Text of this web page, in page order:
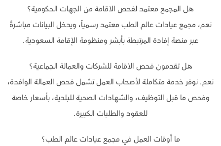
هل المجمع معتمد لفحص الاقامة من الجهات الحكومية؟
نعم، مجمع عيادات عالم الطب معتمد رسمياً، ويدخل البيانات مباشرةً
عبر منصة إفادة المرتبطة بأبشر ومنظومة الإقامة السعودية.
هل تقدمون فحص الاقامة للشركات والعمالة الجماعية؟
نعم. نوفر خدمة متكاملة لأصحاب العمل تشمل فحص العمالة الوافدة،
وفحص ما قبل التوظيف، والشهادات الصحية للبلدية، بأسعار خاصة
للعقود والطلبات الكبيرة.
ما أوقات العمل في مجمع عيادات عالم الطب؟